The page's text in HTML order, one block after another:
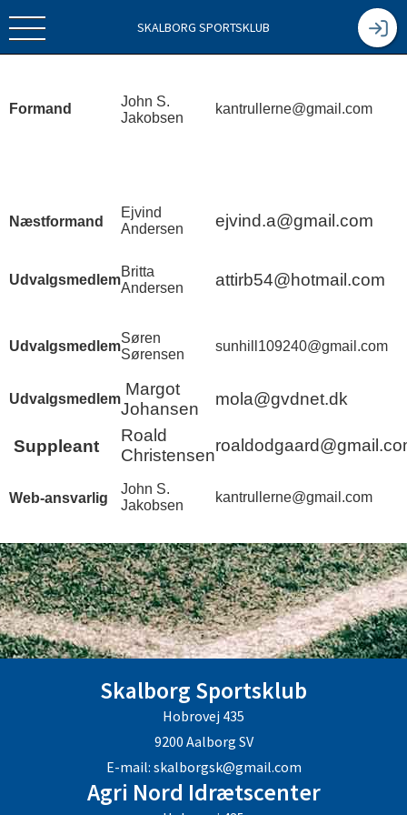
SKALBORG SPORTSKLUB
Afdelingsudvalg - Krolf
Formand
John S.
Jakobsen
kantrullerne@gmail.com
Næstformand
Ejvind
Andersen
ejvind.a@gmail.com
Udvalgsmedlem
Britta
Andersen
attirb54@hotmail.com
Udvalgsmedlem
Søren
Sørensen
sunhill109240@gmail.com
Udvalgsmedlem
Margot
Johansen
mola@gvdnet.dk
Suppleant
Roald
Christensen
Web-ansvarlig
John S.
Jakobsen
kantrullerne@gmail.com
Skalborg Sportsklub
Hobrovej 435
9200 Aalborg SV
E-mail: skalborgsk@gmail.com
Agri Nord Idrætscenter